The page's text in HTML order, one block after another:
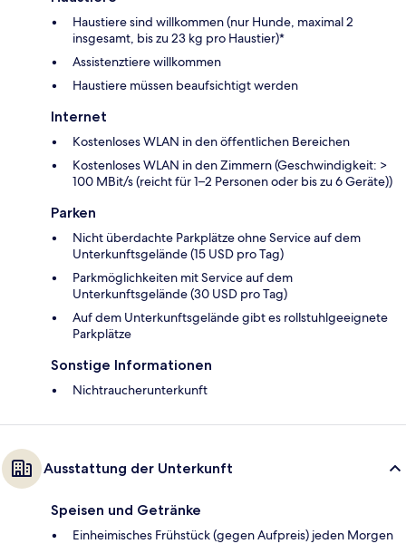
Haustiere sind willkommen (nur Hunde, maximal 2
insgesamt, bis zu 23 kg pro Haustier)*
Assistenztiere willkommen
Haustiere müssen beaufsichtigt werden
Internet
Kostenloses WLAN in den öffentlichen Bereichen
Kostenloses WLAN in den Zimmern (Geschwindigkeit: >
100 MBit/s (reicht für 1–2 Personen oder bis zu 6 Geräte))
Parken
Nicht überdachte Parkplätze ohne Service auf dem
Unterkunftsgelände (15 USD pro Tag)
Parkmöglichkeiten mit Service auf dem
Unterkunftsgelände (30 USD pro Tag)
Auf dem Unterkunftsgelände gibt es rollstuhlgeeignete
Parkplätze
Sonstige Informationen
Nichtraucherunterkunft
Ausstattung der Unterkunft
Speisen und Getränke
Einheimisches Frühstück (gegen Aufpreis) jeden Morgen